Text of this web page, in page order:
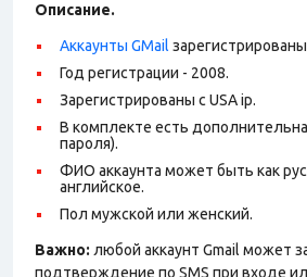
Описание.
Аккаунты GMail
Год регистрации - 2008.
Зарегистрированы с USA ip.
В комплекте есть
пароля).
ФИО аккаунта может быть как
английское.
Пол мужской или женский.
Важно: любой аккаунт Gmail может
подтверждение по SMS при входе